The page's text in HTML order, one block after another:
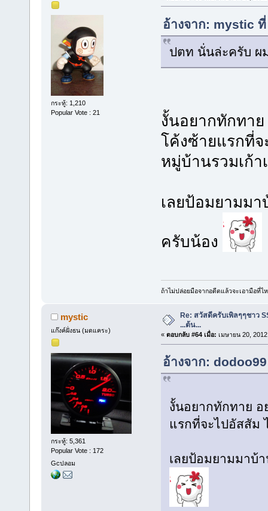
กระทู้: 1,210
Popular Vote : 21
อ้างจาก: mystic
ปตท นั่นล่ะครับ ผ
งั้นอยากทักทา
โค้งซ้ายแรกที่จ
หมู่บ้านรวมเก้า
เลยป้อมยามม
ครับน้อง
ถ้าไม่ปล่อยมือจากอดีตแล้วจะเอามือที่ไ
mystic
แก๊งค์ฝั่งธน (มดแคระ)
กระทู้: 5,361
Popular Vote : 172
Gcปลอม
Re: สวัสดีครับเพิลๆๆชาว
...ต้น...
« ตอบกลับ #64 เมื่อ: เมษายน 20,
อ้างจาก:
งั้นอยากทักทาย อ
แรกที่จะไปอัสสัม
เลยป้อมยามมาบ้